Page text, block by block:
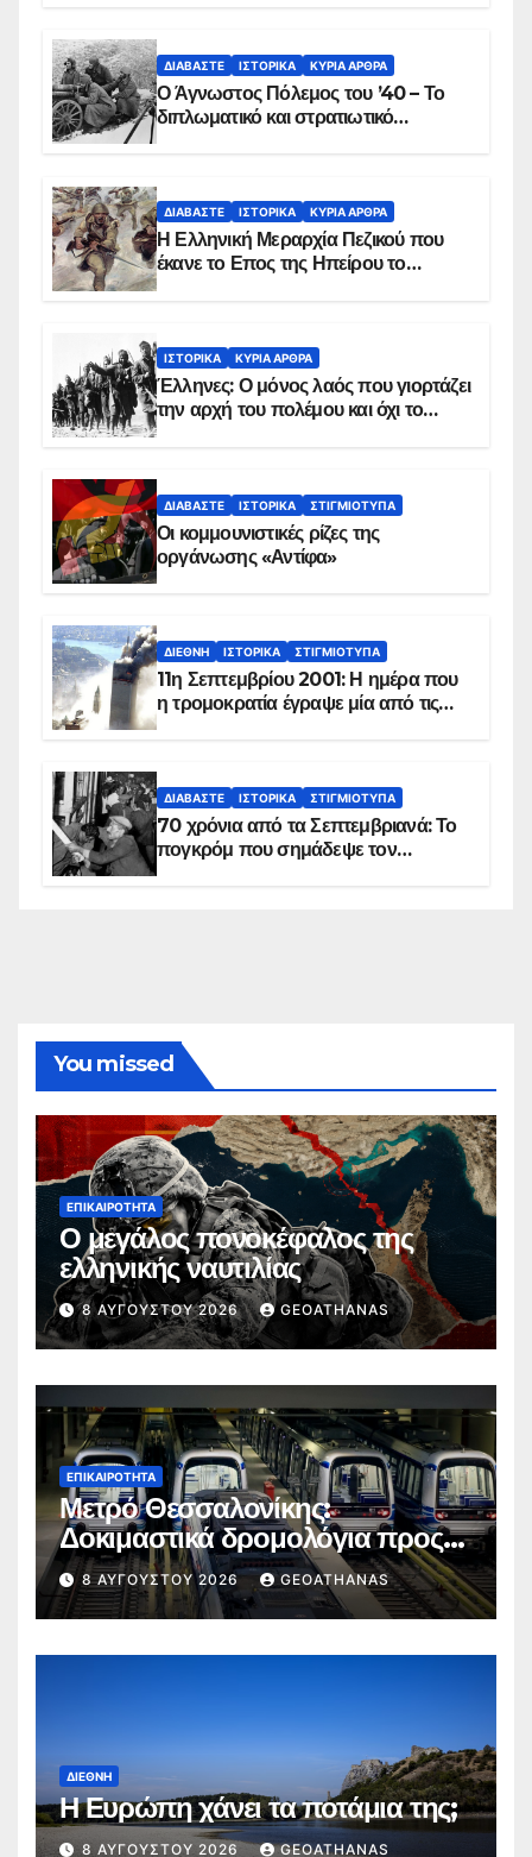
ΔΙΑΒΆΣΤΕ ΙΣΤΟΡΙΚΆ ΚΥΡΙΑ ΑΡΘΡΑ
Ο Άγνωστος Πόλεμος του ’40 – Το
διπλωματικό και στρατιωτικό
ΔΙΑΒΆΣΤΕ ΙΣΤΟΡΙΚΆ ΚΥΡΙΑ ΑΡΘΡΑ
Η Ελληνική Μεραρχία Πεζικού που
έκανε το Επος της Ηπείρου το
ΙΣΤΟΡΙΚΆ ΚΥΡΙΑ ΑΡΘΡΑ
Έλληνες: Ο μόνος λαός που γιορτάζει
την αρχή του πολέμου και όχι το
ΔΙΑΒΆΣΤΕ ΙΣΤΟΡΙΚΆ ΣΤΙΓΜΙΌΤΥΠΑ
Οι κομμουνιστικές ρίζες της
οργάνωσης «Αντίφα»
ΔΙΕΘΝΉ ΙΣΤΟΡΙΚΆ ΣΤΙΓΜΙΌΤΥΠΑ
11η Σεπτεμβρίου 2001: Η ημέρα που
η τρομοκρατία έγραψε μία από τις
ΔΙΑΒΆΣΤΕ ΙΣΤΟΡΙΚΆ ΣΤΙΓΜΙΌΤΥΠΑ
70 χρόνια από τα Σεπτεμβριανά: Το
πογκρόμ που σημάδεψε τον
You missed
ΕΠΙΚΑΙΡΌΤΗΤΑ
Ο μεγάλος πονοκέφαλος της
ελληνικής ναυτιλίας
8 ΑΥΓΟΎΣΤΟΥ 2026 GEOATHANAS
ΕΠΙΚΑΙΡΌΤΗΤΑ
Μετρό Θεσσαλονίκης:
Δοκιμαστικά δρομολόγια προς
Καλαμαριά
8 ΑΥΓΟΎΣΤΟΥ 2026 GEOATHANAS
ΔΙΕΘΝΉ
Η Ευρώπη χάνει τα ποτάμια της;
8 ΑΥΓΟΎΣΤΟΥ 2026 GEOATHANAS